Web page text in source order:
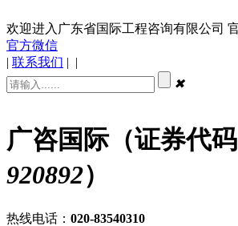
欢迎进入广东省国际工程咨询有限公司
官方微信
| 联系我们 | |
✖
广咨国际（证券代码
920892）
热线电话： 020-83540310